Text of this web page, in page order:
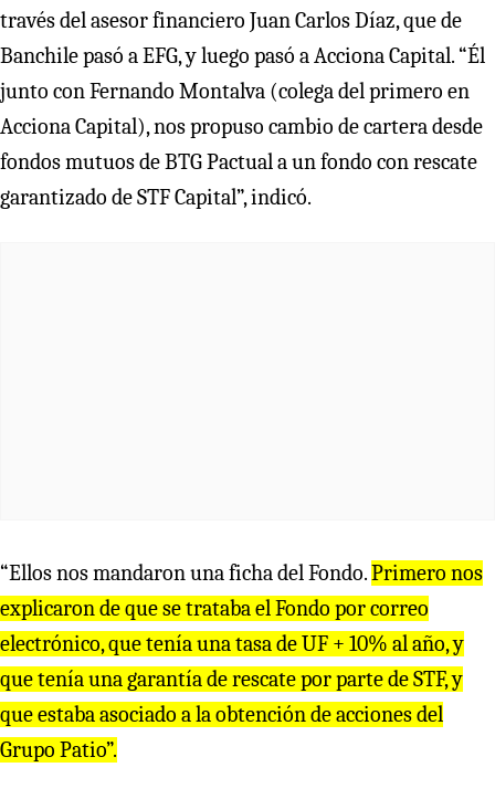
través del asesor financiero Juan Carlos Díaz, que de
Banchile pasó a EFG, y luego pasó a Acciona Capital. “Él
junto con Fernando Montalva (colega del primero en
Acciona Capital), nos propuso cambio de cartera desde
fondos mutuos de BTG Pactual a un fondo con rescate
garantizado de STF Capital”, indicó.
“Ellos nos mandaron una ficha del Fondo.Primero nos
explicaron de que se trataba el Fondo por correo
electrónico, que tenía una tasa de UF + 10% al año, y
que tenía una garantía de rescate por parte de STF, y
que estaba asociado a la obtención de acciones del
Grupo Patio”.